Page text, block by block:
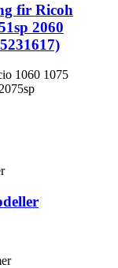
fir Ricoh
2060
1060 1075